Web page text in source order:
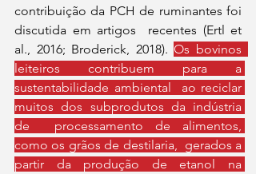
contribuição da PCH de ruminantes foi
discutida em artigos  recentes (Ertl et
al., 2016; Broderick, 2018). Os bovinos
leiteiros contribuem para a
sustentabilidade ambiental  ao reciclar
muitos dos subprodutos da indústria
de  processamento de alimentos,
como os grãos de destilaria,  gerados a
partir da produção de etanol na